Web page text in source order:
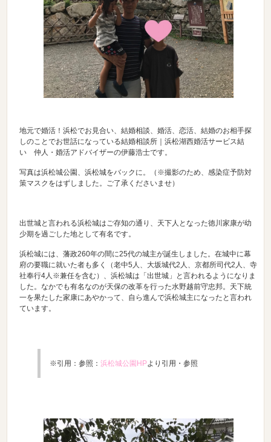
地元で婚活！浜松でお見合い、結婚相談、婚活、恋活、結婚のお相手探
しのことでお世話になっている結婚相談所｜浜松湖西婚活サービス結
い 仲人・婚活アドバイザーの伊藤浩士です。
写真は浜松城公園、浜松城をバックに。（※撮影のため、感染症予防対
策マスクをはずしました。ご了承くださいませ）
出世城と言われる浜松城はご存知の通り、天下人となった徳川家康が幼
少期を過ごした地として有名です。
浜松城には、藩政260年の間に25代の城主が誕生しました。在城中に幕
府の要職に就いた者も多く（老中5人、大坂城代2人、京都所司代2人、寺
社奉行4人※兼任を含む）、浜松城は「出世城」と言われるようになりま
した。なかでも有名なのが天保の改革を行った水野越前守忠邦。天下統
一を果たした家康にあやかって、自ら進んで浜松城主になったと言われ
ています。
※引用：参照：浜松城公園HPより引用・参照